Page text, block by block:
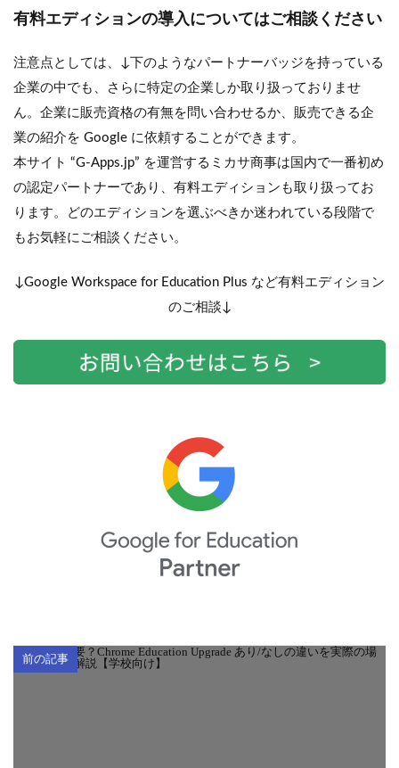
有料エディションの導入についてはご相談ください
注意点としては、↓下のようなパートナーバッジを持っている
企業の中でも、さらに特定の企業しか取り扱っておりませ
ん。企業に販売資格の有無を問い合わせるか、販売できる企
業の紹介を Google に依頼することができます。
本サイト “G-Apps.jp” を運営するミカサ商事は国内で一番初め
の認定パートナーであり、有料エディションも取り扱ってお
ります。どのエディションを選ぶべきか迷われている段階で
もお気軽にご相談ください。
↓Google Workspace for Education Plus など有料エディション
のご相談↓
前の記事